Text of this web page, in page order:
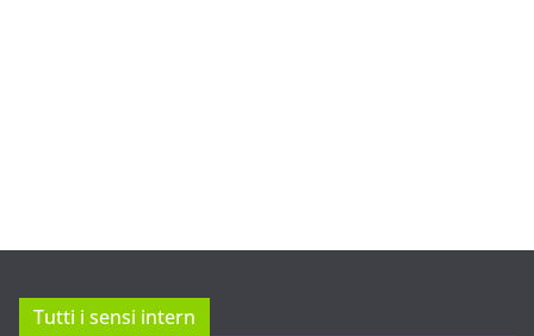
Tutti i sensi intern